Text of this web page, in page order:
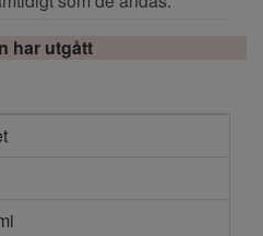
har utgått